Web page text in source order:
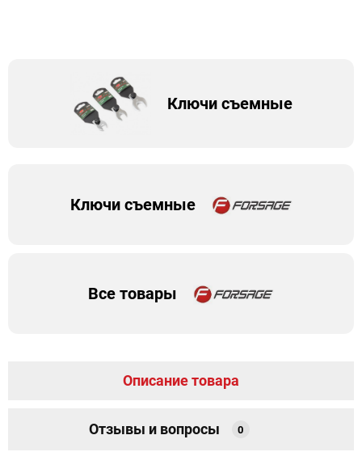
Ключи съемные
Ключи съемные
Все товары
Описание товара
Отзывы и вопросы 0